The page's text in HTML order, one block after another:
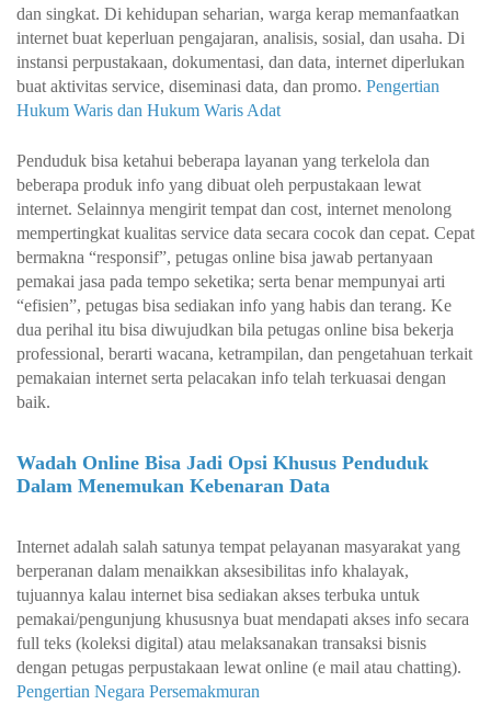
dan singkat. Di kehidupan seharian, warga kerap memanfaatkan
internet buat keperluan pengajaran, analisis, sosial, dan usaha. Di
instansi perpustakaan, dokumentasi, dan data, internet diperlukan
buat aktivitas service, diseminasi data, dan promo. Pengertian
Hukum Waris dan Hukum Waris Adat
Penduduk bisa ketahui beberapa layanan yang terkelola dan
beberapa produk info yang dibuat oleh perpustakaan lewat
internet. Selainnya mengirit tempat dan cost, internet menolong
mempertingkat kualitas service data secara cocok dan cepat. Cepat
bermakna “responsif”, petugas online bisa jawab pertanyaan
pemakai jasa pada tempo seketika; serta benar mempunyai arti
“efisien”, petugas bisa sediakan info yang habis dan terang. Ke
dua perihal itu bisa diwujudkan bila petugas online bisa bekerja
professional, berarti wacana, ketrampilan, dan pengetahuan terkait
pemakaian internet serta pelacakan info telah terkuasai dengan
baik.
Wadah Online Bisa Jadi Opsi Khusus Penduduk
Dalam Menemukan Kebenaran Data
Internet adalah salah satunya tempat pelayanan masyarakat yang
berperanan dalam menaikkan aksesibilitas info khalayak,
tujuannya kalau internet bisa sediakan akses terbuka untuk
pemakai/pengunjung khususnya buat mendapati akses info secara
full teks (koleksi digital) atau melaksanakan transaksi bisnis
dengan petugas perpustakaan lewat online (e mail atau chatting).
Pengertian Negara Persemakmuran